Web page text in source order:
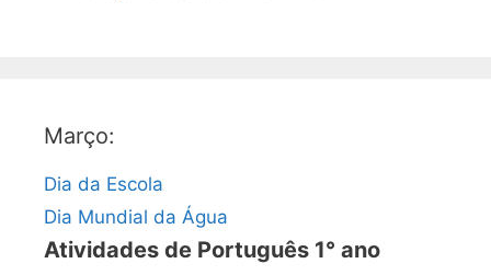
Março:
Dia da Escola
Dia Mundial da Água
Atividades de Português 1° ano